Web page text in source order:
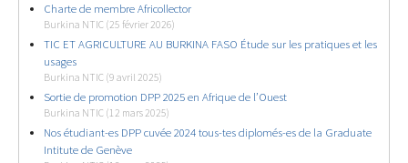
Charte de membre Africollector
Burkina NTIC (25 février 2026)
TIC ET AGRICULTURE AU BURKINA FASO Étude sur les pratiques et les
usages
Burkina NTIC (9 avril 2025)
Sortie de promotion DPP 2025 en Afrique de l’Ouest
Burkina NTIC (12 mars 2025)
Nos étudiant-es DPP cuvée 2024 tous-tes diplomés-es de la Graduate
Intitute de Genève